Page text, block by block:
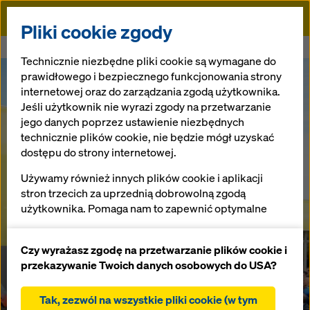
Doka
Bauma 2016 - Dziękujemy
Pliki cookie zgody
Technicznie niezbędne pliki cookie są wymagane do
prawidłowego i bezpiecznego funkcjonowania strony
internetowej oraz do zarządzania zgodą użytkownika.
Jeśli użytkownik nie wyrazi zgody na przetwarzanie
jego danych poprzez ustawienie niezbędnych
technicznie plików cookie, nie będzie mógł uzyskać
dostępu do strony internetowej.
Używamy również innych plików cookie i aplikacji
stron trzecich za uprzednią dobrowolną zgodą
użytkownika. Pomaga nam to zapewnić optymalne
ciągłe ulepszanie funkcjonalności naszej strony
internetowej (funkcjonalne i statystyczne pliki
ułatwienie sprawnego procesu zakupu podczas
Czy wyrażasz zgodę na przetwarzanie plików cookie i
przekazywanie Twoich danych osobowych do USA?
Tak, zezwól na wszystkie pliki cookie (w tym